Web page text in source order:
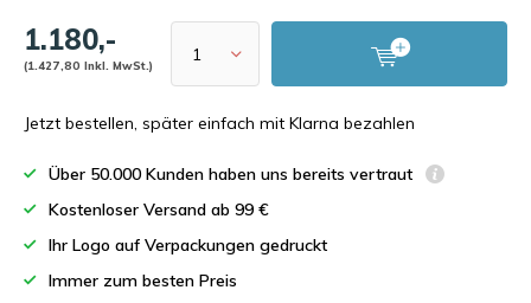
1.180,-
(1.427,80 Inkl. MwSt.)
Jetzt bestellen, später einfach mit Klarna bezahlen
Über 50.000 Kunden haben uns bereits vertraut
Kostenloser Versand ab 99 €
Ihr Logo auf Verpackungen gedruckt
Immer zum besten Preis